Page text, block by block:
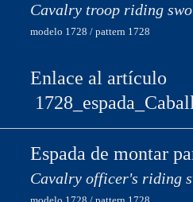
Cavalry troop riding
modelo 1728 / pattern 1728
Enlace al artículo
Espada de montar
Cavalry officer's riding